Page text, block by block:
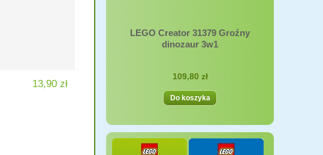
13,90 zł
LEGO Creator 31379 Groźny
dinozaur 3w1
109,80 zł
Do koszyka